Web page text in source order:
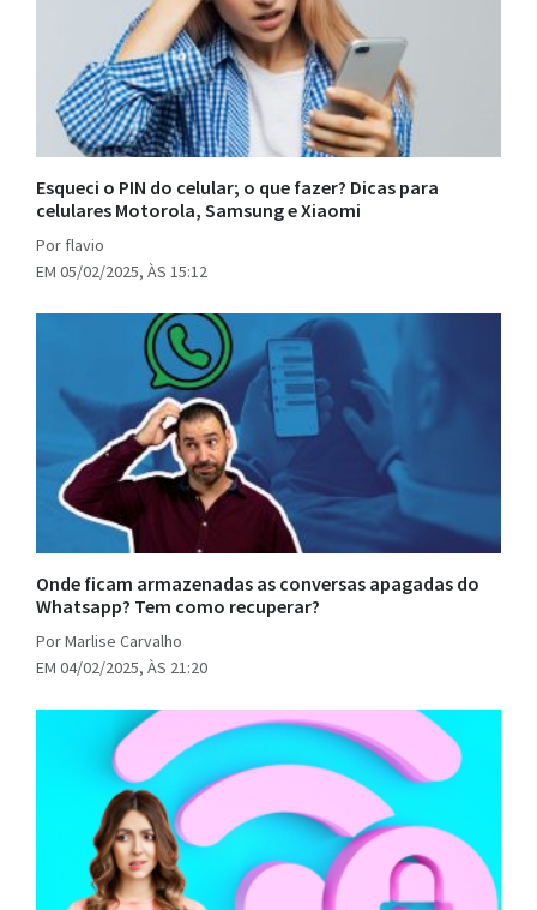
Esqueci o PIN do celular; o que fazer? Dicas para
celulares Motorola, Samsung e Xiaomi
Por flavio
EM 05/02/2025, ÀS 15:12
Onde ficam armazenadas as conversas apagadas do
Whatsapp? Tem como recuperar?
Por Marlise Carvalho
EM 04/02/2025, ÀS 21:20